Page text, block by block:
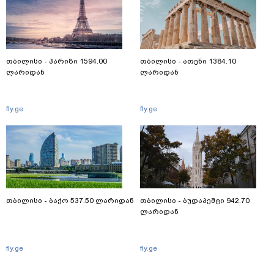
თბილისი - პარიზი 1594.00
ლარიდან
fly.ge
თბილისი - ბაქო 537.50 ლარიდან
fly.ge
თბილისი - ათენი 1384.10
ლარიდან
fly.ge
თბილისი - ბუდაპეშტი 942.70
ლარიდან
fly.ge